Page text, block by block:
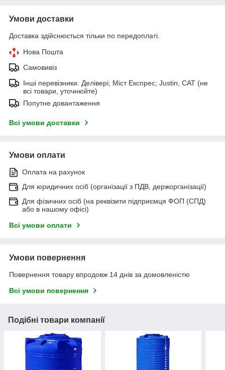
Умови доставки
Доставка здійснюється тільки по передоплаті.
Нова Пошта
Самовивіз
Інші перевізники: Делівері; Міст Експрес; Justin, САТ (не
всі товари, уточнюйте)
Попутне довантаження
Всі умови доставки
Умови оплати
Оплата на рахунок
Для юридичних осіб (організації з ПДВ, держорганізації)
Для фізичних осіб (на реквізити підприємця ФОП (СПД)
або в нашому офісі)
Всі умови оплати
Умови повернення
Повернення товару впродовж 14 днів за домовленістю
Всі умови повернення
Подібні товари компанії